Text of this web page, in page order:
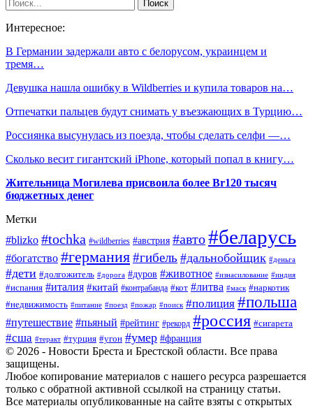
Интересное:
В Германии задержали авто с белорусом, украинцем и
тремя…
Девушка нашла ошибку в Wildberries и купила товаров на…
Отпечатки пальцев будут снимать у въезжающих в Турцию…
Россиянка высунулась из поезда, чтобы сделать селфи —…
Сколько весит гигантский iPhone, который попал в книгу…
Жительница Могилева присвоила более Br120 тысяч
бюджетных денег
Метки
#blizko #tochka #wildberries #австрия #авто#беларусь
#богатство #германия#гибель #дальнобойщик #деньга
#дети #долгожитель #дорога #дуров #животное #изнасилование #индия
#испания #италия #китай #контрабанда #кот #литва #маск #наркотик
#недвижимость #питание #поезд #пожар #поиск #полиция #польша
#путешествие #пьяный #рейтинг #рекорд #россия #сигарета
#сша #теракт #турция #угон #умер #франция
© 2026 - Новости Бреста и Брестской области. Все права
защищены.
Любое копирование материалов с нашего ресурса разрешается
только с обратной активной ссылкой на страницу статьи.
Все материалы опубликованные на сайте взяты с открытых